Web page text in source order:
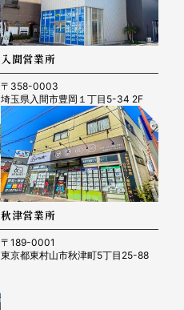
入間営業所
〒358-0003
埼玉県入間市豊岡１丁目5-34 2F
秋津営業所
〒189-0001
東京都東村山市秋津町5丁目25-88